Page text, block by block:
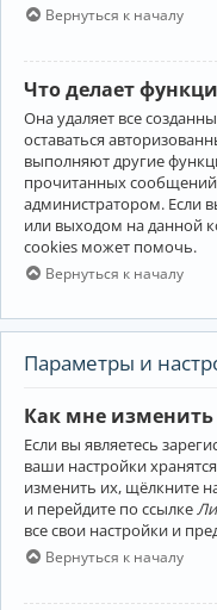
Вернуться к началу
Что делает
Она удаляет все
оставаться
выполняют другие
прочитанных
администратором. Если
или выходом на данной
cookies может помочь.
Вернуться к началу
Параметры и
Как мне
Если вы являетесь
ваши настройки
изменить их, щёлкните
и перейдите по ссылке
все свои настройки и
Вернуться к началу